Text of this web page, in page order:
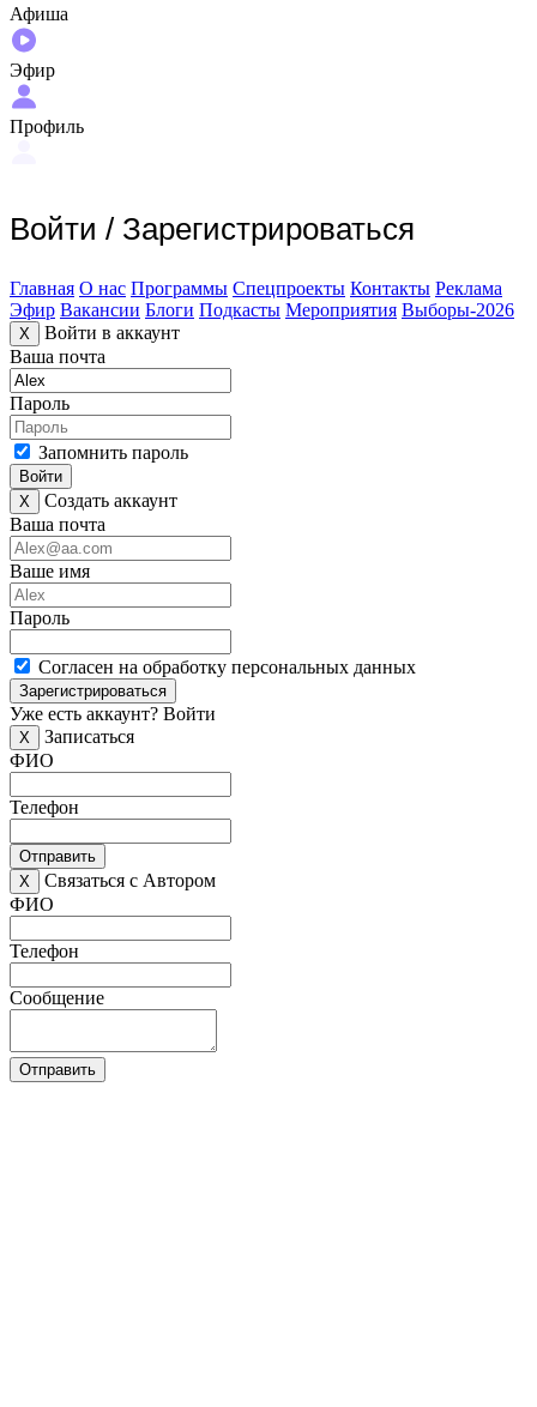
Афиша
Эфир
Профиль
Войти / Зарегистрироваться
Главная О нас Программы Спецпроекты Контакты Реклама
Эфир Вакансии Блоги Подкасты Мероприятия Выборы-2026
X
Войти в аккаунт
Ваша почта
Пароль
Запомнить пароль
Войти
X
Создать аккаунт
Ваша почта
Ваше имя
Пароль
Согласен на обработку персональных данных
Зарегистрироваться
Уже есть аккаунт? Войти
X
Записаться
ФИО
Телефон
Отправить
X
Связаться с Автором
ФИО
Телефон
Сообщение
Отправить